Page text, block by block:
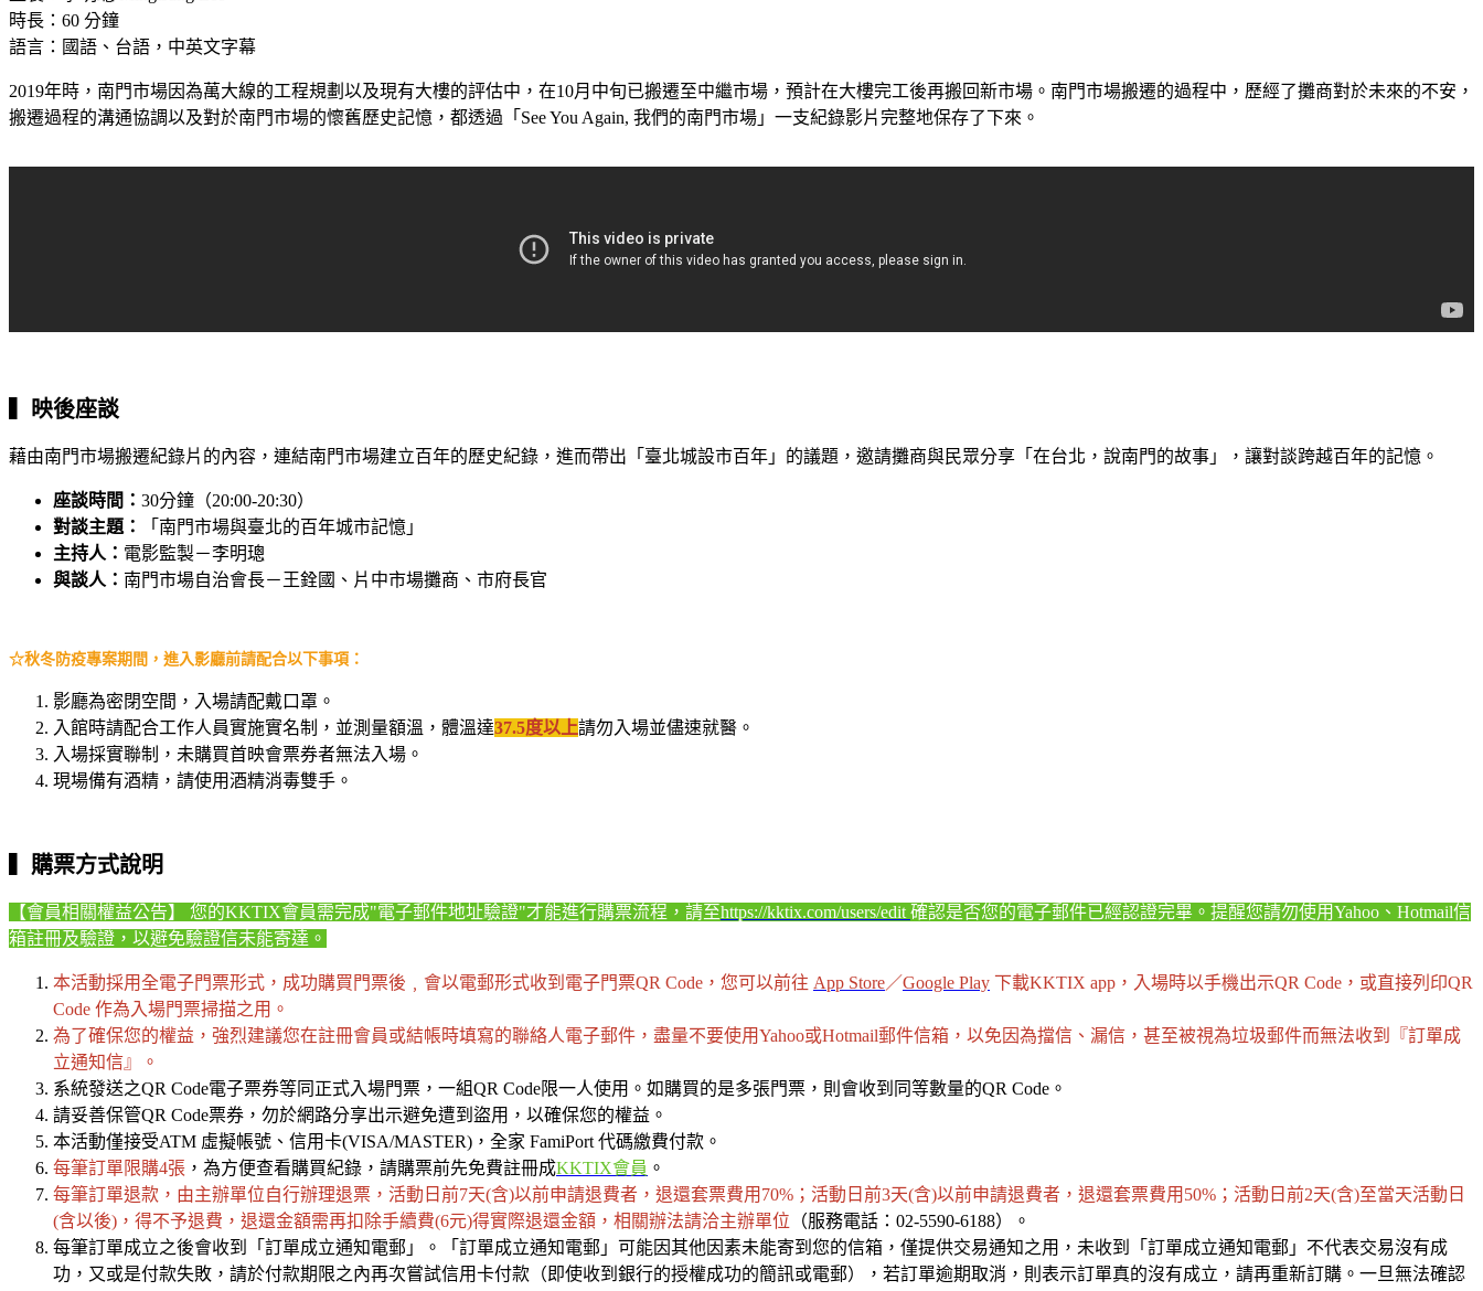
時長：60 分鐘
語言：國語、台語，中英文字幕
2019年時，南門市場因為萬大線的工程規劃以及現有大樓的評估中，在10月中旬已搬遷至中繼市場，預計在大樓完工後再搬回新市場。南門市場搬遷的過程中，歷經了攤商對於未來的不安，
搬遷過程的溝通協調以及對於南門市場的懷舊歷史記憶，都透過「See You Again, 我們的南門市場」一支紀錄影片完整地保存了下來。
映後座談
藉由南門市場搬遷紀錄片的內容，連結南門市場建立百年的歷史紀錄，進而帶出「臺北城設市百年」的議題，邀請攤商與民眾分享「在台北，說南門的故事」，讓對談跨越百年的記憶。
座談時間： 30分鐘（20:00-20:30）
對談主題：
「南門市場與臺北的百年城市記憶」
主持人： 電影監製－李明璁
與談人： 南門市場自治會長－王銓國、片中市場攤商、市府長官
☆秋冬防疫專案期間，進入影廳前請配合以下事項：
影廳為密閉空間，入場請配戴口罩。
入館時請配合工作人員實施實名制，並測量額溫，體溫達37.5度以上請勿入場並儘速就醫。
入場採實聯制，未購買首映會票券者無法入場。
現場備有酒精，請使用酒精消毒雙手。
購票方式說明
【會員相關權益公告】 您的KKTIX會員需完成"電子郵件地址驗證"才能進行購票流程，請至https://kktix.com/users/edit 確認是否您的電子郵件已經認證完畢。提醒您請勿使用Yahoo、Hotmail信
箱註冊及驗證，以避免驗證信未能寄達。
本活動採用全電子門票形式，成功購買門票後﹐會以電郵形式收到電子門票QR Code，您可以前往 App Store／Google Play 下載KKTIX app，入場時以手機出示QR Code，或直接列印QR
Code 作為入場門票掃描之用。
為了確保您的權益，強烈建議您在註冊會員或結帳時填寫的聯絡人電子郵件，盡量不要使用Yahoo或Hotmail郵件信箱，以免因為擋信、漏信，甚至被視為垃圾郵件而無法收到『訂單成
立通知信』。
系統發送之QR Code電子票券等同正式入場門票，一組QR Code限一人使用。如購買的是多張門票，則會收到同等數量的QR Code。
請妥善保管QR Code票券，勿於網路分享出示避免遭到盜用，以確保您的權益。
本活動僅接受ATM 虛擬帳號、信用卡(VISA/MASTER)，全家 FamiPort 代碼繳費付款。
每筆訂單限購4張 ，為方便查看購買紀錄，請購票前先免費註冊成KKTIX會員 。
每筆訂單退款，由主辦單位自行辦理退票， 活動日前7天(含)以前申請退費者，退還套票費用70%；活動日前3天(含)以前申請退費者，退還套票費用50%； 活動日前2天(含)至當天活動日
(含以後)， 得不予退費，退還金額需再扣除手續費(6元)得實際退還金額 ，相關辦法請洽主辦單位 （服務電話：02-5590-6188）。
每筆訂單成立之後會收到「訂單成立通知電郵」。「訂單成立通知電郵」可能因其他因素未能寄到您的信箱，僅提供交易通知之用，未收到「訂單成立通知電郵」不代表交易沒有成
功，又或是付款失敗，請於付款期限之內再次嘗試信用卡付款（即使收到銀行的授權成功的簡訊或電郵），若訂單逾期取消，則表示訂單真的沒有成立，請再重新訂購。一旦無法確認